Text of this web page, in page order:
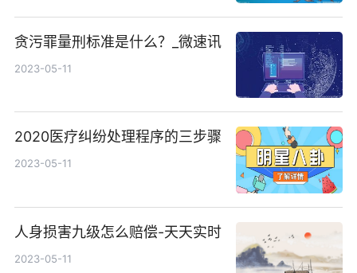
贪污罪量刑标准是什么？_微速讯
2023-05-11
2020医疗纠纷处理程序的三步骤
2023-05-11
人身损害九级怎么赔偿-天天实时
2023-05-11